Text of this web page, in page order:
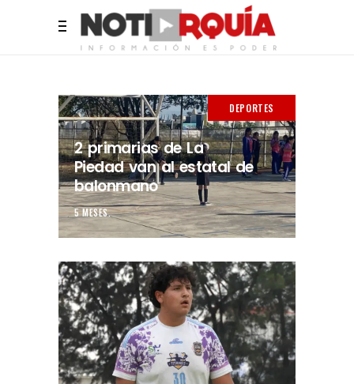
DEPORTES
2 primarias de La
Piedad van al estatal de
balonmano
5 MESES.